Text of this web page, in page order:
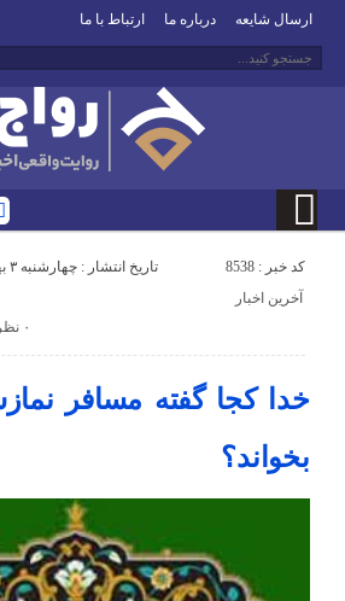
ارسال شایعه درباره ما ارتباط با ما
کد خبر : 8538 تاریخ انتشار : چهارشنبه ۳ بهمن ۱۴۰۳ - ۸:۲۴
۰ نظر
آخرین اخبار
خدا کجا گفته مسافر
بخواند؟